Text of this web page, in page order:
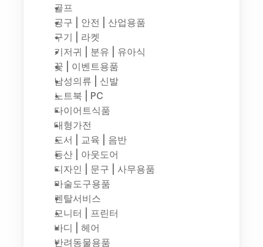
골프
공구 | 안전 | 산업용품
구기 | 라켓
기저귀 | 분유 | 유아식
꽃 | 이벤트용품
남성의류 | 신발
노트북 | PC
다이어트식품
대형가전
도서 | 교육 | 음반
등산 | 아웃도어
디자인 | 문구 | 사무용품
마술도구용품
렌탈서비스
모니터 | 프린터
바디 | 헤어
반려동물용품